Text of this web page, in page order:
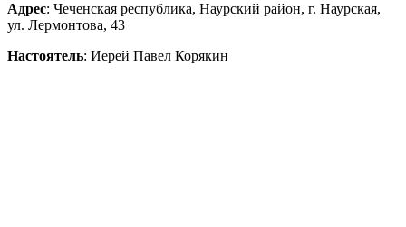
Адрес: Чеченская республика, Наурский район, г. Наурская,
ул. Лермонтова, 43
Настоятель: Иерей Павел Корякин